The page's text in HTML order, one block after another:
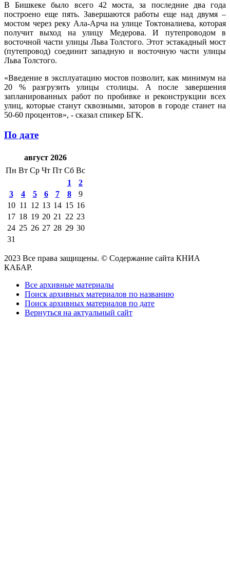
В Бишкеке было всего 42 моста, за последние два года
построено еще пять. Завершаются работы еще над двумя –
мостом через реку Ала-Арча на улице Токтоналиева, которая
получит выход на улицу Медерова. И путепроводом в
восточной части улицы Льва Толстого. Этот эстакадный мост
(путепровод) соединит западную и восточную части улицы
Льва Толстого.
«Введение в эксплуатацию мостов позволит, как минимум на
20 % разгрузить улицы столицы. А после завершения
запланированных работ по пробивке и реконструкции всех
улиц, которые станут сквозными, заторов в городе станет на
50-60 процентов», - сказал спикер БГК.
По дате
август 2026
Пн Вт Ср Чт Пт Сб Вс
1
2
3
4 5 6 7 8
9
10 11 12 13 14 15 16
17 18 19 20 21 22 23
24 25 26 27 28 29 30
31
2023 Все права защищены. © Содержание сайта КНИА
КАБАР.
Все архивные материалы
Поиск архивных материалов по названию
Поиск архивных материалов по дате
Вернуться на актуальный сайт